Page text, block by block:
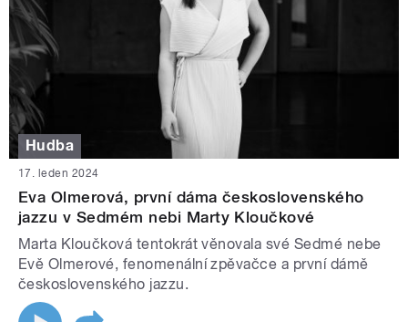
Hudba
17. leden 2024
Eva Olmerová, první dáma československého
jazzu v Sedmém nebi Marty Kloučkové
Marta Kloučková tentokrát věnovala své Sedmé nebe
Evě Olmerové, fenomenální zpěvačce a první dámě
československého jazzu.